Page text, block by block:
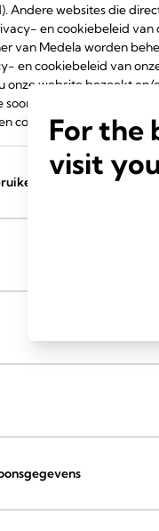
Andere websites die
en cookiebeleid
van Medela worden
en cookiebeleid van
onze website bezoekt
soorten cookies wij
cookiebeleid van onze
van uw
For the
visit